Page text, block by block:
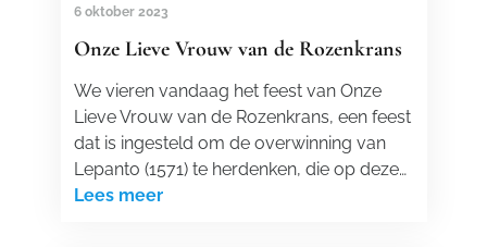
6 oktober 2023
Onze Lieve Vrouw van de Rozenkrans
We vieren vandaag het feest van Onze
Lieve Vrouw van de Rozenkrans, een feest
dat is ingesteld om de overwinning van
Lepanto (1571) te herdenken, die op deze…
Lees meer